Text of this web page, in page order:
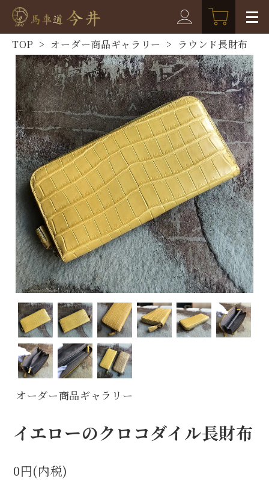
TOP > オーダー商品ギャラリー > ラウンド長財布
オーダー商品ギャラリー
イエローのクロコダイル長財布
0円(内税)